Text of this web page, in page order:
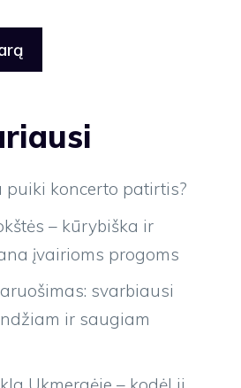
puiki koncerto patirtis?
– kūrybiška ir
įvairioms progoms
svarbiausi
ir saugiam